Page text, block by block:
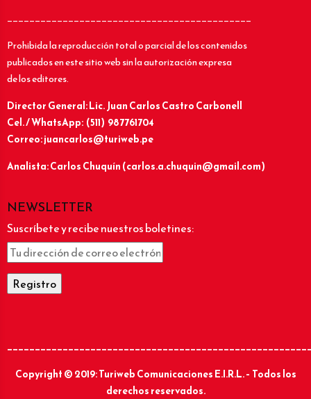
____________________________________________
Prohibida la reproducción total o parcial de los contenidos
publicados en este sitio web sin la autorización expresa
de los editores.
Director General: Lic.Juan Carlos Castro Carbonell
Cel. / WhatsApp: (511) 987761704
Correo: juancarlos@turiweb.pe
Analista: Carlos Chuquín (carlos.a.chuquin@gmail.com)
NEWSLETTER
Suscríbete y recibe nuestros boletines:
Copyright © 2019: Turiweb Comunicaciones E.I.R.L. – Todos los
derechos reservados.